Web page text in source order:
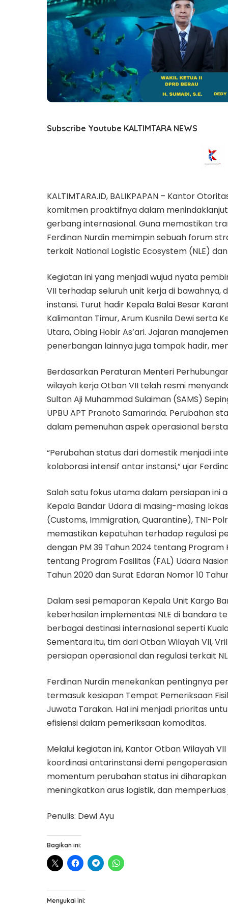
Subscribe Youtube KALTIMTARA NEWS
KALTIMTARA.ID, BALIKPAPAN – Kantor
komitmen proaktifnya dalam
gerbang internasional. Guna memastikan
Ferdinan Nurdin memimpin sebuah forum
terkait National Logistic Ecosystem (NLE)
Kegiatan ini yang menjadi wujud nyata
VII terhadap seluruh unit kerja di bawahnya,
instansi. Turut hadir Kepala Balai Besar
Kalimantan Timur, Arum Kusnila Dewi serta
Utara, Obing Hobir As’ari. Jajaran
penerbangan lainnya juga tampak hadir,
Berdasarkan Peraturan Menteri
wilayah kerja Otban VII telah resmi
Sultan Aji Muhammad Sulaiman (SAMS)
UPBU APT Pranoto Samarinda. Perubahan
dalam pemenuhan aspek operasional
“Perubahan status dari domestik menjadi
kolaborasi intensif antar instansi,” ujar
Salah satu fokus utama dalam persiapan ini
Kepala Bandar Udara di masing-masing
(Customs, Immigration, Quarantine), TNI-
memastikan kepatuhan terhadap regulasi
dengan PM 39 Tahun 2024 tentang Program
tentang Program Fasilitas (FAL) Udara
Tahun 2020 dan Surat Edaran Nomor 10
Dalam sesi pemaparan Kepala Unit Kargo
keberhasilan implementasi NLE di bandara
berbagai destinasi internasional seperti
Sementara itu, tim dari Otban Wilayah VII,
persiapan operasional dan regulasi terkait
Ferdinan Nurdin menekankan pentingnya
termasuk kesiapan Tempat Pemeriksaan
Juwata Tarakan. Hal ini menjadi prioritas
efisiensi dalam pemeriksaan komoditas.
Melalui kegiatan ini, Kantor Otban Wilayah
koordinasi antarinstansi demi
momentum perubahan status ini
meningkatkan arus logistik, dan
Penulis: Dewi Ayu
Bagikan ini:
Menyukai ini: